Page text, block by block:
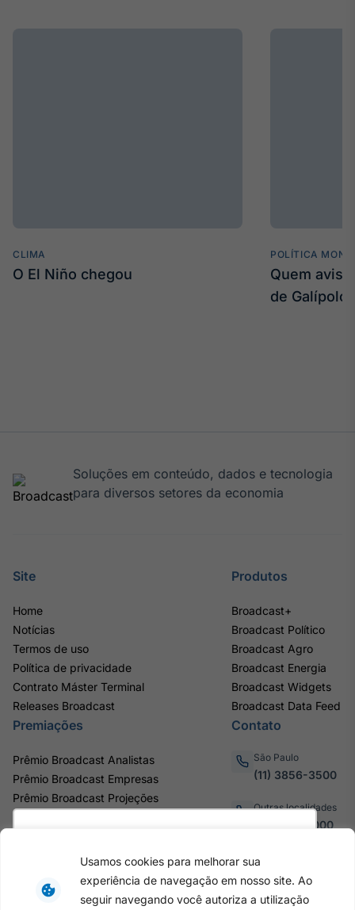
como você interage em nosso site e
personalizar conteúdo. Ao utilizar este site, você
Usamos cookies para melhorar sua
experiência de navegação em nosso site. Ao
seguir navegando você autoriza a utilização
CLIMA
O El Niño chegou
POLÍTICA
Quem
de Galípolo
Soluções em conteúdo, dados e tecnologia
para diversos setores da economia
Site
Home
Notícias
Termos de uso
Política de privacidade
Contrato Máster Terminal
Releases Broadcast
Produtos
Broadcast+
Broadcast Político
Broadcast Agro
Broadcast Energia
Broadcast Widgets
Broadcast Data Feed
Premiações
Prêmio Broadcast Analistas
Prêmio Broadcast Empresas
Prêmio Broadcast Projeções
Contato
São Paulo
(11) 3856-3500
Outras localidades
0800.011.3000
Av. Eng. Caetano Álvares, 55 - 3º e
6º andar, Bairro do Limão, São